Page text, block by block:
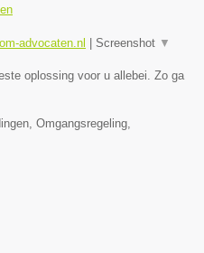
advocaten.nl | Screenshot ▼
oplossing voor u allebei. Zo ga
Omgangsregeling,